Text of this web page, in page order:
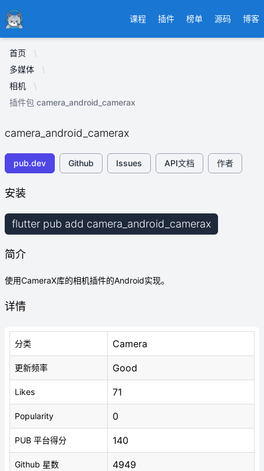
Ducafecat 课程 插件 榜单 源码 博客
首页
多媒体
相机
插件包 camera_android_camerax
camera_android_camerax
pub.dev Github Issues API文档 作者
安装
flutter pub add camera_android_camerax
简介
使用CameraX库的相机插件的Android实现。
详情
分类 Camera
更新频率 Good
Likes 71
Popularity 0
PUB 平台得分 140
Github 星数 4949